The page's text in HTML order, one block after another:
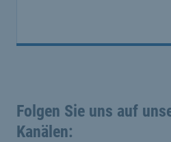
Folgen Sie uns auf
Kanälen: